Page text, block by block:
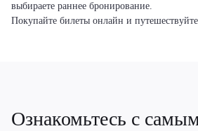
выбираете раннее бронирование.
Покупайте билеты онлайн и
Ознакомьтесь с